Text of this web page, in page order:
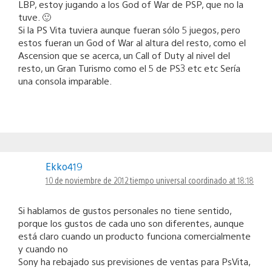
LBP, estoy jugando a los God of War de PSP, que no la
tuve. 🙂
Si la PS Vita tuviera aunque fueran sólo 5 juegos, pero
estos fueran un God of War al altura del resto, como el
Ascension que se acerca, un Call of Duty al nivel del
resto, un Gran Turismo como el 5 de PS3 etc etc Sería
una consola imparable.
Ekko419
10 de noviembre de 2012 tiempo universal coordinado at 18:18
Si hablamos de gustos personales no tiene sentido,
porque los gustos de cada uno son diferentes, aunque
está claro cuando un producto funciona comercialmente
y cuando no
Sony ha rebajado sus previsiones de ventas para PsVita,